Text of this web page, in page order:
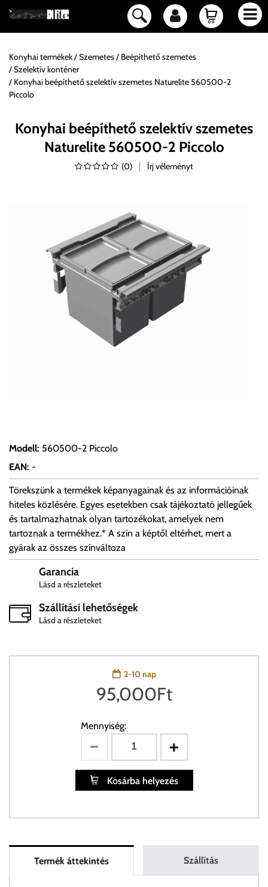
Konyhai termékek Szemetes
Beépíthető szemetes
Szelektív konténer
Konyhai beépíthető szelektív szemetes Naturelite 560500-2
Piccolo
Konyhai beépíthető szelektív szemetes
Naturelite 560500-2 Piccolo
(0) Írj véleményt
Modell: 560500-2 Piccolo
EAN: -
Törekszünk a termékek képanyagainak és az információinak
hiteles közlésére. Egyes esetekben csak tájékoztató jellegűek
és tartalmazhatnak olyan tartozékokat, amelyek nem
tartoznak a termékhez.* A szín a képtől eltérhet, mert a
gyárak az összes színváltoza
Garancia
Lásd a részleteket
Szállítási lehetőségek
Lásd a részleteket
2-10 nap
95,000Ft
Mennyiség:
Kosárba helyezés
Termék áttekintés Szállítás